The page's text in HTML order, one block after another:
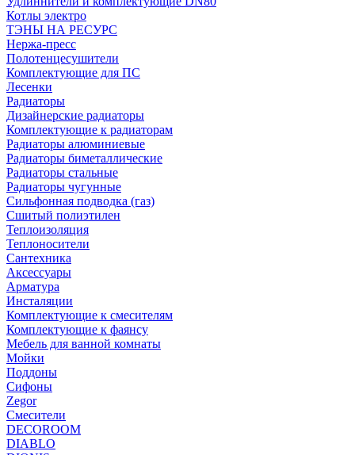
Котлы электро
ТЭНЫ НА РЕСУРС
Нержа-пресс
Полотенцесушители
Комплектующие для ПС
Лесенки
Радиаторы
Дизайнерские радиаторы
Комплектующие к радиаторам
Радиаторы алюминиевые
Радиаторы биметаллические
Радиаторы стальные
Радиаторы чугунные
Сильфонная подводка (газ)
Сшитый полиэтилен
Теплоизоляция
Теплоносители
Сантехника
Аксессуары
Арматура
Инсталяции
Комплектующие к смесителям
Комплектующие к фаянсу
Мебель для ванной комнаты
Мойки
Поддоны
Сифоны
Zegor
Смесители
DECOROOM
DIABLO